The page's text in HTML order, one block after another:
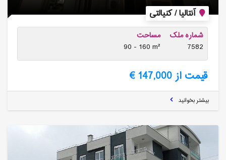
آنتالیا / کنیالتی
شماره ملک
7582
مساحت
90 - 160 m²
قیمت از 147,000 €
بیشتر بخوانید